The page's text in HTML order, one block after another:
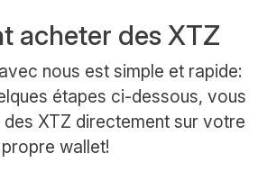
acheter des XTZ
nous est simple et rapide:
étapes ci-dessous, vous
XTZ directement sur votre
propre wallet!